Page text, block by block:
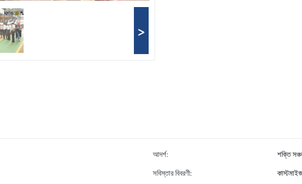
>
আদর্শ:
শক্তি
সবিস্তার বিবরণী: